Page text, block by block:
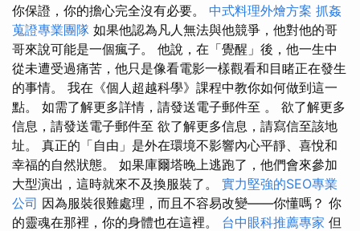
你保證，你的擔心完全沒有必要。 中式料理外燴方案 抓姦
蒐證專業團隊 如果他認為凡人無法與他競爭，他對他的哥
哥來說可能是一個瘋子。 他說，在「覺醒」後，他一生中
從未遭受過痛苦，他只是像看電影一樣觀看和目睹正在發生
的事情。 我在《個人超越科學》課程中教你如何做到這一
點。 如需了解更多詳情，請發送電子郵件至 。 欲了解更多
信息，請發送電子郵件至 欲了解更多信息，請寫信至該地
址。 真正的「自由」是外在環境不影響內心平靜、喜悅和
幸福的自然狀態。 如果庫爾塔晚上逃跑了，他們會來參加
大型演出，這時就來不及換服裝了。 實力堅強的SEO專業
公司 因為服裝很難處理，而且不容易改變——你懂嗎？ 你
的靈魂在那裡，你的身體也在這裡。 台中眼科推薦專家 但